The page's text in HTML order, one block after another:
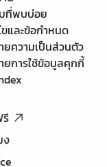
ที่พบบ่อย
ขและข้อกำหนด
ยความเป็นส่วนตัว
ยการใช้ข้อมูลคุกกี้
รี
ง